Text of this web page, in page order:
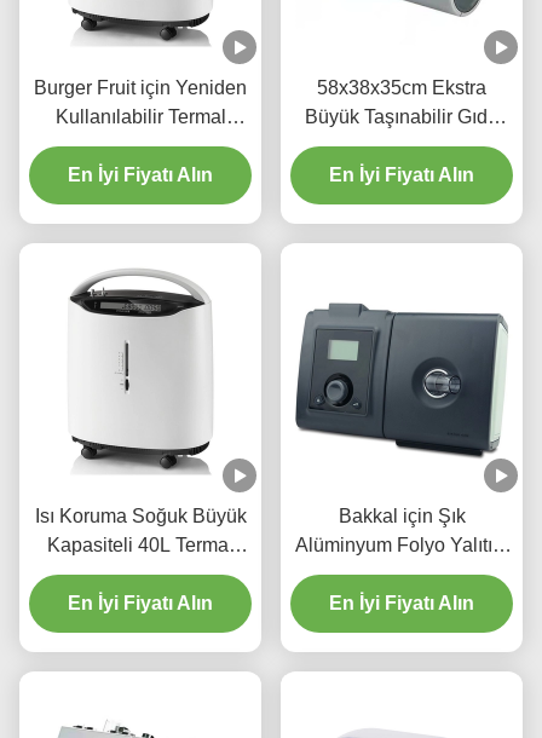
Burger Fruit için Yeniden
Kullanılabilir Termal
Sandviç Yalıtım Soğutucu
Çanta
En İyi Fiyatı Alın
58x38x35cm Ekstra
Büyük Taşınabilir Gıda
Yalıtımlı Çanta Ofset
Baskı
En İyi Fiyatı Alın
Isı Koruma Soğuk Büyük
Kapasiteli 40L Termal
Dokuma Film Öğle
Yemeği Soğutucu Çanta
En İyi Fiyatı Alın
Bakkal için Şık
Alüminyum Folyo Yalıtım
Soğutucu Çanta
En İyi Fiyatı Alın